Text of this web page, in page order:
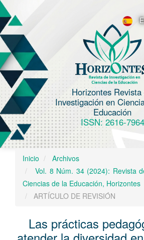
a
g
a
c
n
p
r
c
Horizontes Revista
Investigación en
Educación
ISSN: 2616-7964
Inicio
Archivos
Vol. 8 Núm. 34 (2024): Revista
Ciencias de la Educación, Horizontes
ARTÍCULO DE REVISIÓN
Las prácticas